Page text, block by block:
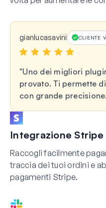
gianlucasavini CLIENTE
Uno dei migliori
provato. Ti permette
con grande precisione.
Integrazione Stripe
Raccogli facilmente
traccia dei tuoi ordini e
pagamenti Stripe.